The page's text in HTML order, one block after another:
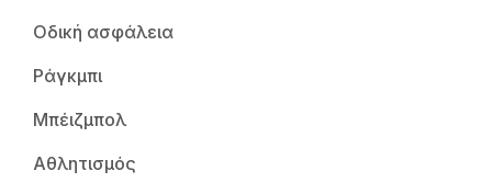
Οδική ασφάλεια
Ράγκμπι
Μπέιζμπολ
Αθλητισμός